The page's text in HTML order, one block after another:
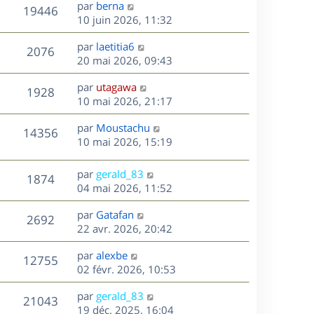
e
s
n
i
e
r
m
e
s
s
a
g
e
19446V
u
D
e
r
n
i
e
r
m
e
s
s
a
g
e
par berna
10 juin 2026, 11:32
2076V
u
e
s
D
e
r
n
i
e
r
m
e
s
s
a
g
e
par laetitia6
20 mai 2026, 09:43
1928V
u
e
D
e
r
n
i
e
r
m
e
s
s
a
g
e
par utagawa
10 mai 2026, 21:17
14356V
u
D
e
n
i
e
r
m
e
s
s
a
g
e
par Moustachu
10 mai 2026, 15:19
1874V
u
e
s
D
e
r
n
i
e
r
m
e
s
par gerald_83
04 mai 2026, 11:52
2692V
u
e
s
D
e
r
n
i
e
r
par Gatafan
22 avr. 2026, 20:42
12755V
u
e
D
e
r
n
i
par alexbe
02 févr. 2026, 10:53
21043V
D
e
par gerald_83
19 déc. 2025, 16:04